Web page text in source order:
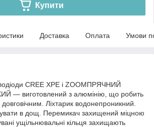
Купити
Доставка Оплата Умови
CREE XPE і ZOOMПРЯЧНИЙ
— виготовлений з алюмінію, що робить
Ліхтарик водонепроникний.
в дощ. Перемикач захищений міцною
ущільнювальні кільця захищають